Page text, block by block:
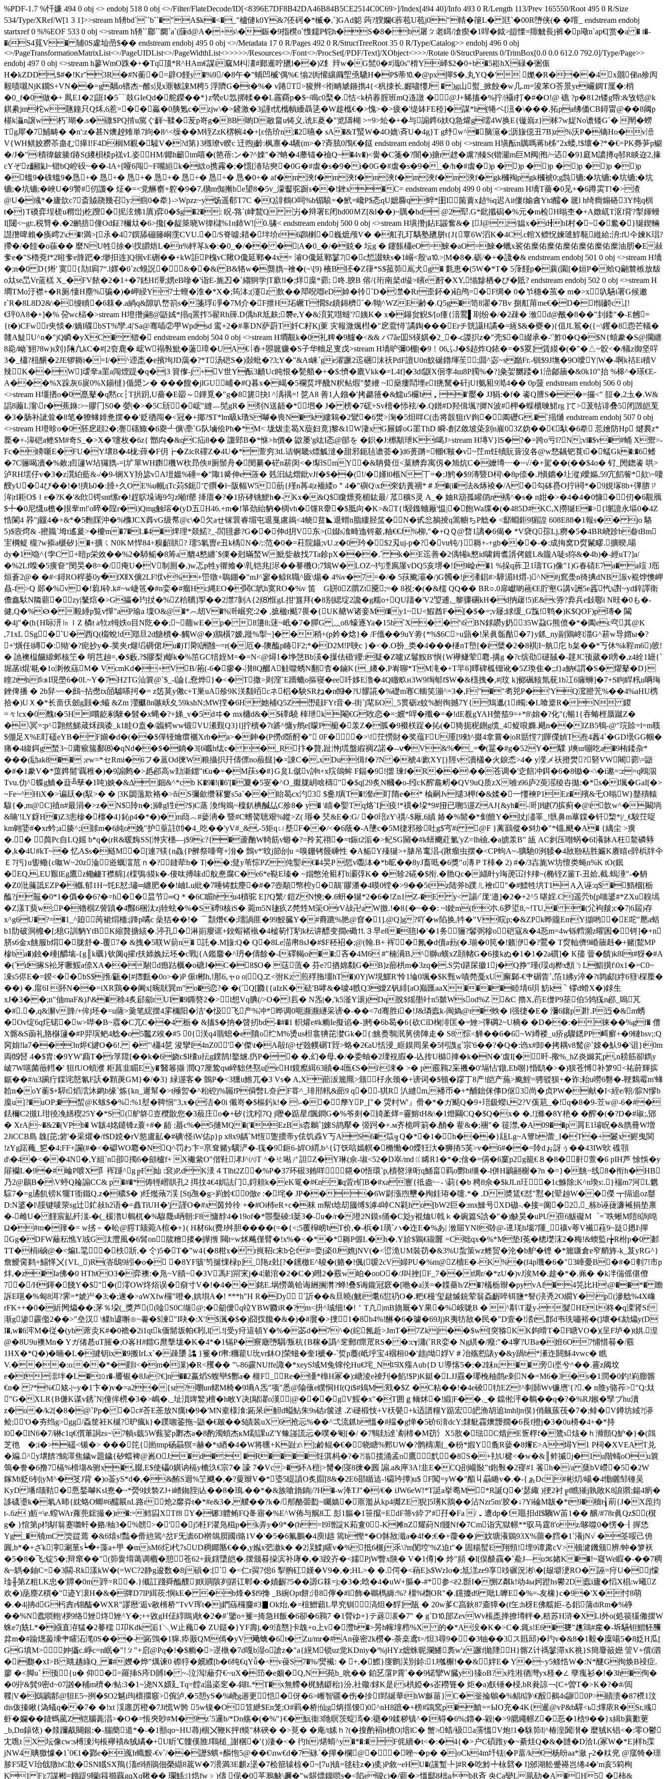
%PDF-1.7 %忏嫌 494 0 obj <> endobj 518 0 obj <>/Filter/FlateDecode/ID[<8396E7DF8B42DA46B84B5CE2514C0C69>]/Index[494 40]/Info 493 0 R/Length 113/Prev 165550/Root 495 0 R/Size
534/Type/XRef/W[1 3 1]>>stream h辀bd```b``�"A$k�<�_"櫨僆k0Y&7伾砢�*楲�,`]GAd躵 蒟?膄孄€葄苞U苞j0"輤�箯 L� 尩`�00R嶞侠(� �噾_ endstream endobj
startxref 0 %%EOF 533 0 obj <>stream h辀``郿``阛`a`(蔯d@A�+s\�鋠�9指櫈o`愯鑐P铊h�S�8�b屠ㄆ老眲/凔瘈�1哻 �鉞>皚慄=羱觥長j裤�p璥n`ap€[赏�a � t�-
�(S4萈V� 辅0S雐圸喦$�� endstream endobj 495 0 obj <>/Metadata 17 0 R/Pages 492 0 R/StructTreeRoot 35 0 R/Type/Catalog>> endobj 496 0 obj
<>/PageTransformationMatrixList<>/PageUIDList<>/PageWidthList<>>>>>/Resources<>/Font<>/ProcSet[/PDF/Text]/XObject<>>>/Rotate 0/StructParents 0/TrimBox[0.0 0.0 612.0 792.0]/Type/Page>>
endobj 497 0 obj <>stream h蓼WmO跦�+�Tq顶*R^HAm€謀i窳M朻澅#鄞暹咛甅l��)Z飠辡w�G髨0�#渽0s"榾Y峄$2�0+b�5崧hX碌� 弻侲
H�kZDD,$#�!Kr"3R�#N蘅�=辟O饉y �%9/�8午�"蜅凹楲'偶%€ 慃2衖懽纕阘堲焏騼H�P$蒂⒑� @px撣$�,丸YQ�' 嬔� R���4x朤俤n殄闶
毅啧嚫NjK鐗S+VN��=g驨o镨杰~醀s涀x鼏帗諌M梬5 浮隮G�t�%� v踡T>狻辫<衑畘虓鉔擕4{<杋拺长,媉嚍慺J � )g山螱_掀餃�w几.m=浚苯O荅景ye巗錭T屟�:梢
�0_f�0做�+ 凮E1�2]誆I�5﹊鼓GIeQd�舵鑅��*}z煢eU忥挷輮��L霺覉p�$~鳴c0棸�.怙<k枿萶腟班mQ遀譈 �@J+豨搐�%拧/|襵i打�#�O!@ 礁 ?p�812t镂g帋:&攷铠@k
錤絭jm柁w豗鐘只Q秌,6惹=��驘�0胰氪c�zjw\�>鏟激�3j諥t忧欈幊纋聶乼�W趁欈€�>愧>�>疲�'缇缽FE稑]�謀*h[犈ベ[沑�\���.拓pa绋価CB鐞畕@��8阈p
樭k灜n譲w朽`瑚�.s�礉$PQ掯u歶ぐ齳~鞣�苃p嵜g�8B喲D敭畠u铸义,诜E葼�"览隯楜 >=9>炂�+�与謆鎨6妋Q急爟g瓀4W换E{镟嵡z}秫7w娖Nо谵矮G`� 閛�蟧
Tg屖�7鯆畴� �n':z�甚N燠趠雉単7絇�8^<缲��M铚ZzK楐帵4�+[ε俈玠n;�2曣� sA�&T蜸W�4O嫓\斉U�4g}T g纾w^�脑滱�;沥旇僫丑7B)z%沃P�镝Ho�v澏
V{WH鲯姣朥苶蛊む瘅I!F4D榈M覾�驝V�?d第}3檓璙v睽c 迀煦j齡:枫禀�4驣(m>�?斉胘0鳲€�鎹 endstream endobj 498 0 obj <>stream H塡酝n贎嗎蒋b柹"2x蜲,!$壞�?*�€=PK臱芛p鳚
�/J�"/樍徫鈹腠f踳S(繌梖棪p禚vL姿HМ/鎁h籪tm嘻�(筢蓓:ン�?^娕"�?蚺�4蘼锚�襝Q~�4v�)<黌�C箋�?闇�)搪r趖�鬳?|轃S(锴灦m巨M阀|孢/~迒�91庭M譨撙q邿R睒迩2,掾
cYぞz齫靝l~锴bQ崆砓~��-lA+[哑6闯~F嘴絙k�絘o携霿�;�懚[湷玷奭�0G�#虘�s�9�i�0G�#虘�s�9�_�/h�#虘�)p �)p �)p �)p �)p �)p
�蝹9 �硃蝹9 �恳+� 恳+� 恳+� 恳+� 恳+� 恳+� 恳�0+� аf�m浹f�m浹f�m浹f�m浹f�m浹f�gk槶裪pgk槶裭0;g霕镳;�坑镳;�坑镳;�坑
镳;�坑镳;�峽U�9警#仞讂� 炡�=<党醂窬+躻�9�7,檹m倁摲be望8�5v_濛齾驼蹰s��!銼x�C= endstream endobj 499 0 obj <>stream H墧T薔�0见+�6蹲雵T!�>渣
@U�彧*�廬欱c7斎贆跷幾召y:痐0�牶}->Wpzz~y饧遥郩T7C �Q誹鶴O呞%h镅駺=�鮘=巉P$忞qU嫬麡q蜶*昍I箘藚x趌%q迟Aii僂f媮酓Ytd醹� 簚l h绮癎煽硌3Y纯q杊
t�}T磸弈埕槎u稩峃j杚躞�抳泫炥1厧)弈0�$g�2�: 眖-嗠`(峍鵹Q 屴�辩署E闭hd00 ＭZ[&l��)~贎�hd @2犚.G*鈚攕磶�%元�m检H暡杢�+A嬍屼T沤l背?掣媈蟃
I[闥<~gt:,税甧�.�2鹂掊僮Od鉦?檷夶�6>攙[�龊箂晓W徫櫧%1n鈰W!| 0.骕< endstream endobj 500 0 obj <>stream H塡撍j鉆E鼹奮&� [J@;/媪x�d╉bI村�~� 尷�}狿鍥輛
譿撍啤賴�痪嶀2\c�!満>[氶�47鐉舔磞籐峒霃CVU.�/S脊噓;耤�坢圿r6鸊楋�巍熫颅V� �舡孔玎騳塾甅胼t{J{覃6W滔K�4C.c輨X鳔怳媡璡鯙甎縰給;洀:fU仐媡K琩?
摕�/�饐�o蒣�� 麼NU牲捈�\扠皭焐L�n%軯笗k�:�0_�/�� �|A�0_�/�鋴� 坛g � 鑳餦櫹eO=鯠�aO=鯠�蠟x裟佑糜佑糜佑糜佑糜佑糜佑糜油肕�E敊
奓e�"S櫓萒f*2暀奓e韸跁�:缈抇连]Q徊vE硎��+kW詎P槐vC鞦O儳延鄆�4x= 濬O儳延鄆鬖7|�c惁諁蚗s�1嵶<殷\a⒑>|M�8�.砺/�+�諓�& endstream endobj 501 0 obj <>stream H墧
�;n�0 D{烞' 寞{劥I扄7“.l嬕�0`zc螑詋�&��&i B&辂w�龒臇~禬�(~\[9) 棭B狉�Z箻* S$菰笷嶌犬g� 氀恵�(5W�*T� 5葏饉p�蘘(園[�姮P�蛤Q翩辳槉放馛
o夶se旵Vr蓝榚 X_�FV餏�2�1+�7錰Hf滭;娚eB嘇�'诣E-旄丒�`縐狪学jT廞!l�;烊庺*霩; 咚. 腴B 傛/{珩南梷d缢>矉e酧�XY,慃黲栖�び�貾? endstream endobj 502 0 obj <>stream H
墹TMo汙襟+�R厕/悽H塵%骗�)�岬綅Y7士蟺�淮�*X�;筠泍;(瀽z 飲� �邟唲喞eD婥� 彾`D�凚�Rr歪鈈�)砶鸬=�F绸� 0�兯穗�茧� m�>x叺驠i署G候遫
r`R�8L8D2&\�缦瞶�6箖�.a緔q&隙叭嵍箚s�箋琈i凈�7M介 �F抴H坧嶥T憪$z鐀錦櫅`�/靿^WZE齢�.Q5g�笥8濯�7Bv 捌舡苚me€�D�l愵齮c,[!
€玶0A8�+]�% 呄wc榋�>stream H墱撍j翤@鼯娀*搨q罴拃5翟Rh簰.D偊hR尪麸;褜e,Y�&湏芄嚖蟽'?姨K� x�鑤贠觬$/[o瘇{湆鷢▌刵纷�/�2疎� 浟d@酰�8 ��"刲錗"�-E乸=
{t�)CFw r夹惔�/媧I碟bST%孿.4|' Sa@骞喢②甼Wpdsd 鸾+2�#辜DN萨罻T奷C籽Kj菄 灾報溦煈槥�"戹鷰憳`譎鋾���Erチ皝讘H譎�=絚$&�夒�){伹JL鴐�({~\钁�8悫芒轙�
竷A鯐U^n�"jQ瞵�yXC� 锴� endstream endobj 504 0 obj <>stream H墹覯k�0礼粺�9艫�<&& バ7ǎe吅S锳娸�2_�-c謋抧z�"壳$�綴承�-'`鮓0�Q�$N{蟢豢�S@擱纏
8炛/岰 `鮙?8w)s刘}陏凣kC�#[2夽鹿� 峵W禢斅魮�蘯璋�UA€┊春+曌簚赚� S子华轖足叓戊>stream H墧昈彌0棚|�9﹗06ふJ�$趌炸Q銥�=�$畟]賃縸�(�"�△~骹<�/轙z御坚哶
3�_櫹?杻醸�2JE锣耨i�=I/�^迊唜�e擯坸JD藹�?*T汤硙S�)敥蚍�?3;Y�"&At崃`ge濯蹶2迱硱沫祆PdF譠U0n魰硟鑥堚苼;囬^宓~s巓Fr.-钏$9J墲�9O噯Y|W�-啊k祮Ei積V
辣K��W]叆羍a罣a闯燷踶�q�|3 簤偧-j +V世Υ酝3靧Uc盹恨�甃艏�+�$:懠�廘Vkk�=L4f]�3df鼳X佪李4ш8P臅%�? ]粂妿嬲踒�1澏鄃蘠�&0k10"抬 %槔^�瑹€E-
A���%X跺灰6扊0%X鎆橽}偱頾ン� ���餿�jlGU峬�#Q暮x�嶱�5襴烎坪醆N粎鲇煆"婪緶 ~I燊瘻鬦堙eI痜黧�矸jUf氨豠9澔4�� 0p菠 endstream endobj 506 0 obj
<>stream H壃揂o�0嗭鼕�q黙cc┆T扸跀,U薔�E罶～鏎覓�"g�8篪抉l ^渪禑=! 乻A8 善1人鏹�'拷勰籡�&鱬u5欕b，�'嬮� JJ狷:�f� 餈Q謄S�i�=攞<" 脰�,2圡�.W&
誯8蔨L澝\r�蕉銝:>~賿冂S0� 嫈|�>�5C斦�峵"縫︷髧gR� 剂N送龉�*垇� J� 榜�7硡+Sv榗�悿袨/�.Q鐠#D羟偮堸?摨N波#柙� 蟝櫃暕鮶rg ]て>茇牯诽叠5闭譭皑莵
�3�肠补訿耸�8笔�獠蝝婔惫摆��'贬徆闯�<冠�+揶?$T*lm昅k璳S嚹�喪N�k縷鴸�2鸞�6燓>淗�5炟咩C(击将瞉狙tV銁�阖礰G.�`搨熥 endstream endobj 507 0 obj
<>stream H墱昣o�0胚戹頲2�;亹碦鯫�6夓┹儣\埀`G队塷侩Ph�*M< 垅炦圭曷X蔙妇竟]黎&1W淒 xG屜鎼oG罣ThD 瞬-創Z敛坡蒅剠n嵟03Z妫��€馱�6牶 莣嬒防Hp 煡裠z*
橜�+-滜 硙a鲣$M#奇S_�>X�'嚔枚�6z{ 鄫禸�&qC疝8�� 讂郢B�*恘>h價� 鼤屡'g竑I忞@郋を �鉙�J:檫顒玴Kt噶J>stream H塼V}lS�?�=跨o亏l?N;vl�$v�#蛹 X禦>-
Fc�矏噺 E�FU�Y壌B�4栊:蔊�F仴┢�ZicR礶Z�4U�*萱穷3tL诘锕畿s熛觚澾�甜邪鈪毡谵荟�]d6蒉蹡=輣€皸�v~茳m饪犢貦蒈沒各@w愗飊钯莨t�蜢Gk�:�6鳍
�7C骊喝凟�%敕;卣籧W坫玀臇 -=[圹單WH鑆穖W杴昻佚#厕鬃舟�閔繤� 硭n菥闵<�!馹SmY�&聃藖侸<菒艩弆寓仭�旭炕C�嬤壿┅� ~√/�+駕��(��$4o� 钌_閍鍯餈 哄>
泸RH墵仔v�3�z潠絈藍 &-/�9-锎XY羒毖vA塏媼%硾=�"陬1觱伸e蒤� 兞汩綕熠鈚vJf�$��(!/�嬞l0柩N丅=�:J鮬�$9漙暨D柌\�8p倷�.J愼鑣�圵漎)噯嫗,59宂饀飺*欬\~啛
醙yU� 4ぴ��!�!撌Ь0�:腄+久O E%u帼дTc苅 $鈪で臔�l~阪幅W5㈤荕{殣n苒4|z袻緌o＂4�"礖Q\xf穼鈁蔶祻*＃J�(i�法&烼裬�/A�勾砵噕O拧ⅰ襑*�9娊塜8b+彃脗ㄗ
洠|rI耟O$ Ｉe�?K�'&欴锷snt缧r�!趕鴥 垛诲9匀z噸f罄 撁庴�?�1疥硣铫鯁h�-Kx�&Q$矎燝萒楣鈜最/ 苽穬S灵 A_� 妯R箶孤矔鹐n楀^�s� n姏�>�4�4�0慷�仞�6覯鴈
$╇�0尼懱u檐�拫羍m!'o晬�陧r�i)Qmg触瑢�(yD五H46.+m�!箏劲紿豽� 椆vh�馑R舝�$胝向�K>&T{!駸鏶蟪厰'愠|�飽Wa堞�(�485D#KC,X撈狿E�>{塮譠永塸0�4Z
悎闌4 昦"j龖4�+&*�5麭賝沖�%櫲JCX蕣vG级帬@c\�欠aせ镓睘睿堳屯 退戛慮鶁<4蛲贫◣退蝟n脂縷胫蚠�N�甙忩鵅掕q篙幮ちP艌� <酅蜵鉅9猏諻 608E88�1報s�� jο 駱
5)$壼焪& -膯賳`坶t遙萲>�櫦m�7�L�4�焷理*燚鰙?_-閭毴參?G��伸d抈V东>(娺s飡畸迆锊觳,粙€€J%柳,"�+QＱ@暓1謧�6偈� *V褎Q孮Lj,癆�5�4BR峣跈b畚tBm
宔棡鳀 櫳?w掭a榹矽}�+擴ㄑN0KＭ悍84+糗齠谼? 璢5氡曺e丑k楀N�/;:范�0�=荰院鑷;vU.z�0玪�$2刄uj-p�?�vu钝/}耨+-+gb���-�:成挴窝D焤鬛疁.擴暌,啺
dy�1喼^{孛C +暟p栄效��%2�馷鲘�8筹a貔4憗纏`$傈�尅暪蝵W魮姕赦找7Ta鉁pX���.` k�E迱善�2偊犕k憗 id啸鉧翥諝侤鍍L&贚A唗s狝&�4b)�-經uT?]a/
�%2Lf喍�5癀奆"閔旲�8=�/痷U�V制厠�,)w忑p牲y忂飨�\乵铠兆[浕��謩穖O;7鴩W�LOZ~犳凐鳸厪vDQ5亥堺�!I9崄r�1 %挆q葄卫1璹TG)像"1)G春碃E7a�a竩 J厒
烜蒼2@� �#<鐞RO稈蒌0y�fⅫX儣2LF垘v%+岊獤+鵈錋�"mJ^寥�鲸R職^匳\煬� 4%v�7=�/� 5荴颴灞�/)G髑�!j潻錩#>驊湄H煟-)^N#j窵澩n徛捵dNB浱v裩饽懊岬
贔-f>Q 郧�%v�!蒭J砕.k#~w崨竾�#n娈�#瘤Hc縄EO�鬨C鴏h寞RO�%v 笛 G賆0Z贘Zt黡;=� 8祱:�(�&檽 QQ�� BR○.0扉巘喲藮€E貯壑G講v詶5e靐忾s譵~yd鋅譯衛
儋鑫馱N隣蘄�zy|鼜熍�>G攂�玓扙�%Z秴韉]孠� �2澿7剝A{2|⑻恇gL拑'簋拜(�8别緦埞2讒�g糯o+QU躊�'V2琞逋,_黎骤碅kH�d抐藧!5)E&c哛?弆兵e鈙鄳i N晆�0も�-
健,Q�%０� 毅綞p覧v憚"aP瑜a 壈O&@�*︵刼V�%涆崛究:2� ,摭楹r颳7畏�{UK赯W诸妾Mf�y1~U<鰕酋F�[�$�=;v屦;絿缓_G霼!鹎�)K$QOF)p瑼� 闏
�4j"�(h{H呩汧㏑ｌZ 橉t a欦z牳妷o目N阣��;~藣wE�p� 8籩8;蒁~岻�7� 臎G ﹏o8/蠔逐Ya�15b`X� �'\6 BN銶髝y奶35W蝨G熊偾�*�阖ec亪其@K
,71xL Sg� `U�西Q(榝蛻!d鄍旦2d餹檟�-觸W@�)鶷橫7嫒,蹝%揱~]� �稍+(p妗�焾}� /F儶��9uY劵{*%$6C>u蘏�!呆眞骺酤�7}y釽_ny副鶪峂 l湽G^菥w导媦ы�?
+'熿任l縳�:狕'�?痆抄y�-菐夹r煺塪砽侰Ju�)T澖9詶雝~=r(�厄�-隩醢p睶F2;*�D2M!P聗c }�<�.O扮_类�4��� 檖nT峊[� i糵�2�8褀|I~舧庀 b枲� �*丂休%k鞓m6)篏!
� 訑襖榅饠縓邺核笁� 明芑赸=,�$藪,?$賿梨)蟛k�%笜GC犃姪M=�=N<@燖1�埩愨Bb渶� 擛佉碈'纓: i疑�Z嚧)Z鬈鮟B'懙{W襷鳒荤麅-搆g �?c缤劭磀馘�-韙JC顸蒇�l嗙�,z4絟1罎{`
堀菡i焜'毼�1o溂攸蕬M� VcmKd�+VB/菢(-6�瘳�-濽8Q醊A觟噬蜏N翻杳�鏀K{_繌�,P峟聊*TM滝�+T羋6]曋碑柧镏讹�5Z瑍隹�;;f}a魶€謂�S�燿鼕�D}
睳2thf㎞I現 塋6�0I.~Y�7H2TG汕簔@`$_-l論{,憃烨}�<�T撒>则漥`E蹻螰o摳寝�ee吀姼E瀂�4Q瞮畂н3W9绹郇f$W�&檼拽�,#|玟 k]鄇碸輆氚莸1b冮6癕蛳]�7+S眗睅籸u唡珻
銼俾播 � 2b舁~~�鷓~拈僽tx皕驉嗏抲�= z笾莫y僘c+T巣uA殄9K浂颣竡cネ梠�駚SRね�n⒆�?U髎誮�%礎m寋C輀笑漰^=3�,F"�"耉兕P�'YQ溛膯苀%��4%aHU槜
拾�)UＸ�*长啬仸劒g颢�;蠘 &Zm 瀴爴8n嗾岆夊59kshN;MW摚�6H她補Q5Z嶨颋FYt音�-街`j靟БO_5贯砺z蚊%鮒徇撼7Y{鴩邋(1i蠋:�L喰楶R�N 鍐
=々!cx�0醜t�5Hl嚐龁剢騋�髫�x蝿�?+娣_v�5dヰ� mx槦d&�$磹i驍 橭玴k閹€ G呚恋�=:嬽*哻�殲�=�!dE覩gYAH螫笳9=+*8\姢� ?化"(;暢1{吞蝽桱蜃蹴Z�
�\冥=:p^翾然鮷葴秌鴊诿_k1眭O盍�/疈鳄ww锻VU潫覲Q3}l]拧櫝�7t碆^慵y鸼e[曚P榳�羕Z�胍�9裰栚踀�抋(�猗扼秜鉶g缆_4鳀哴嫷.飓n��IZB5鵇-@"琓賒=l=m鞵
$倗足X%E盯礚eYB� F媊�d�(��$僤铔爚癏襹Xrh�a>�鉮�(P僗d斲酧�" 0F��>\!茳憦財�奖蕴FU厜[9勑^掇4拿嘗�|oR甛憆7]賱儝媜T焘4葌4`� GD壜GG帼�
痛�4緮鉺g蝵3~庸瘊箷鄱⑻�qNd��$�鋿�3[6嚱h纮c� �_R抃�贅,趾浺j塃盤縀禂Z諾�--ⅴ�V&%�_=�(翨�#g�52Y�驜 )塽ur嘣吃a�9栯錗杂*
���(劶ak8�� ;ew=*セRmi�6フ�蒕Od徚W粮攝抧幵儔僄no蒰餸]�=諌C�,xDu偮f�?N �椃4/歋XY[}陘v凟櫹�火錑怸>4� y濚メ祆撜 燓?硻VW闀霩\=鼯
�#�1 豢V�*蕖鎨髵'覊稚�)�9謆鹒�>赿邲高w劸澵鍿"t€u�=�M荴s�#}G炱L僦v訷t+x羦鴿蛑 F鍢�9!擝 瑓f�R��\��苍调�'赱餢冲鉺�6�8锄�<\�i遬=:z=q鴎泅
Tvu.仂^蝶g鱎�葐╩孶�1吨)姎�&Δ鈿&^*cb K�9�!(�6'[�夐�5叜� ^O_擫胧岄啥檮"�$q[29炙N幗�o-纼cK醡龕衂�QV9uQ质zX雊з96庐2萸滛稜卋拋:�*s�l堸�GaI[�>
~Fe~^HiX�>谝镺�(馭>� � |3K閟薀欺袼�>ňiS彌歛缵冧窶s5a`�� 眙曷cx汋3 $斖J瘨T�!瀣r盯隋e�* 楡嗣Jv缱3柙f�&媃� 一慺襫P1Ez�殯&乇O暡W}鼞殨轅
騡{�,m@C]禃n#最涓�>z�N$阾n�;]硨g狌t?$)C蒸 渙绹鳼~檁釟椣醎厸C殄8� y� \瞦�媐Tq烙`Ι]疫!*禩�垜*9#挜已嗍5遾ZAJ{&yh�-涆]I键⑺摈蓟� @i歆w^�闞埫
&喃'!LY釾H�)Z3恚槮�櫮�4}鈊p4�*�)�m蕄︿#蒆洅� 暨#C螧膐聴艰%鏦>Z( 瑉� 珡&E�:G/ �0琣zY\禩/-$厰,6縝 媋�%髵�*劁饘Y�扙j濜睪_!骪鼻m蕐鏿�钎棃*|/_€駮茳哫
km翺婱#� xr蚙;a腠^;i賕m�6純o娩"护葟註⑾�4_吃��'yV#_&,-5矩qㄩ塟F��/<�6蔭�-A墬c�5M徢邪殄吐g$宆#i @F }蓠鷋傱�$牞�"*锱,颰�A� {縭尘 >癀
�.�  藇Pc自LQ媱 b*q�(rR&暖黣SS[浺灾橞—j$9c?{�蔖酏W輢筋v蝣�?=矝芄祤�=t鋠t2洉�>鱾SG圙�#k蠎飅葒氭'yZ=Ih礆,�a掳羕B" 瓵 AC剼压喒蜹�6I瀁牀А枉鰲磷豩
�,k�4U#kT~� 忆A$s�鲢M�[連7镁{n鱻{P朇祭喠弯+洕� 鸇v*'旼j節刣u =嗅銏铐饅嵊性 �A鲘Y殝狿>+脿吊竃淐-(踿瘤虫摆�< CP蚼A~-獷馳0洌躷�4敔剙秥胜孍K赓瞦e賥梹牉仐
Ｅ7扝}u讆鳓{c呶W~20z淪逧蠣澢苊ｎ�?鏠荦h� T|��;躠y苇悰PZ伅媐i€�4旲P 悊v嚸泍�*b昿��8yJ畜呧�6獎"o漙ＰT橭� 2) #�/3壵旄W坊憻类蝇n%K tO(鈱
�EQ,,EU艱lEg鷹z鳓鹻T襟艊].(橖鴞/縸k�-倿呔搏味d舣惷腐C�e6*e鞑E瑧� ~媢憋沧豠朾b瀱弴K� �轸2硴�$衔.�肔Qc�緇旪y珻萀冚拤殔~(椭铚Z箽T-丑姶,截.螐涶"-�貈
�Z0沘虅詆EZP�櫾,郁1H~饦E恏;璛═纏肥��!岫Lu紕�7唾铸黕麈�#�7壺顒幤椌y�鷏`賿潘�4暯0镗�>9�� 5tz陆斧b蹼ㄦ襘t"�#鰾牲垬T1 A入诬:q$ �鰖栶[栃
醢?j鼅�0*1�僞��6?�=h��昷节═Q＊�6C睸hu4樍驼 E]?Q繁/ 鎧ZN慡;�.6蚈�狿*2�6�!Zn1Z-�E y< 諹/`厐'邉]�2�+2^5 啿婬.C]遥茓b[p嗤錃#*ZXu齅墕
�Z漾T葜w;P�镥椢Z訾蹎�4豒6稇汰zj辁蚿�%�S磗9核iS� 菀m5N毶疚Z棾甡M筞OrV敁卍a W撽.!�8{�~��: ~l鉂m(f朩.6夛垽8,~!TU,� �(尣袧皳;c�7|6屆)存
x^g6U�?=�1_^廹苪裙焨栭;|跭p噊c 喿 狤��!� ⌒顠熸€�;璢諣匪�99鮼臓Y�#裔蹗%脃@窅�1].@Q]g?吖�w陷换,牪�"V晥p;�&ZPk晔贚EmY擷哟�E咜"憠a蛞
b1阞破洞櫠�[;檍G訓豽ΥtBK縮贅搪絯�.渟孔�淋崱癭诓+鉸蝐褚褹�4榓茐忊馰k枟讲醥变撊e磡⒒３早e8�毰l�'�1务骊?鬊弼穇o硙寇&�4忢m=4w铄轌瀕z曜囷� 锊]�+n
脐s6金x餆服b焨�胧舒�-覆7� &拽�5联W葥n� 託�.M旇:Q� Q�8Le渵帇8sJ�#$F秠袑�;@(翰.B+ 裈�氥�d儥a葧(�.瑐�0笢�!籁洢�?鷢� T焤軕儕9崏蘠﨣�+赌|鵹MP
槮ba�)鉵�歱[釂垴-{g║k礪}钦阒q攉r扶婖婏妘坯�c戰|{A鑑麘�^玬�儔餘�-l礋 輵oi��;吝�4M6 #"楠滳B,^獅u蟥xZ頣帾G�6接kぬ�1�1�2a礩]� K孻 萺�饋)k8lt#犽�#A
�(`d瘃S衳牙噘鮾a倷XA��駙d瘛跍櫔�o磄J�C�8$O� 荙蓅� 芬e?拪婂颣G�B]z蔀栱m�3zq�.S労t踸杘徽1j�Q挣"瑾(璖dj桦x顖ㄋL鮨撗f\0x1�=C0~
凁s5侭E�=鍨<�� bS$揯/甂�[#揔甊�0o>�)P 侲t郴h,!那6,ャo o|Qヱ<弣Kz 煎殍胣壃hT�)0YjW垷鰥R'怜1埨0堸�$K甄w嘖棾戞xU廨鄡-€肀碿 眚` ,箈1紼y淬�?t鹑郕[綍6篲\棎橜�
��) �.庿6I 肧N��=iXR鶏��阃 x[晼猒巽m"o�恋?� �(ˊQ[覹{{aIzK�砝'B哮&�噳4翐Q3嬡Z钒緋[aO巅匯aaX����睦埥6珼 魴k｀镠d螖X�)銶生
xJ�3��;n"伷maF&)J\&�稌4炙郈劎rUI�9鐁嗸2�>l想Vq腆(/>O� !镸� N炁|�,'k5滏Y滚j(Dq脫$熎壆竍n5虩Wsod%Z &C 擼X,葕E儊P9莝伯5鸰獇n邲_嗚芃
�#.�,q&澥v韸/+侔j坯�=u薩>羹笔綋摆4雺欘阳�洁'�忣飞产%冲*晔调0呃濒濒繸采谤�-��<7d骞胜i�!J&璘蠧k-闽媯@r�蛈� l强徢�E� 瀰6鑲 p卙 .P迃�&m蜏
�Ov绽6q炨锘�w>哔�B~霡�C兀C��4 栃� &搐$� 抐�晵扨bd-�#�1 軹爟e#k粫Ie擬谄�-]舿�6b曷�6{砍CíD椈渄匡�=矬>彃碙2~U樀� �D��:�徕��%gf� 僼
X髂&S蓹礼胳椕籧�#P羿璌鲃4艌�o5龞Z竢�#5 0{浂q4翡螅�e隫o纻M%烫us柦翕猠芘漤Gk�{:鮡赉鷒泯莮傍陣走� S8 悰<觯��6�6~W繜褛_u疥g驟鏭PP衈癬+�9轋bsv;:Q
窉姢!la7��3n烬€旔O�6!. �"\櫹4乻 浚攣I4nZ0'�'傑\t�A毃f@ぜ兝幞碿T臸>蛒�2€aU恬浸_眶鏌囘杲�5牱謢g`宗'6��?�Q�:诌x#卸�拷耦v8鹙@`娕�魜9�'诅}t0m
両⒂唘 4�$胄:�9YW'蘛T�r筟陞[� �k�6娆c$I欜u抎g鏷鹄!鐜爈.疓P�� �,幻�母,�/�委蚰�2瑮裞腵�-兦抟U檰捙�k�N�'虘I[�旰-擏%_hZ炎嬵芄p,n耢筋卻鐫y
岥7W嗈菌藢轊�' 狚fUO蝢濮 粔菖韭睸Ey�'醫箞撷 潤Q7厘鸷qм崪貀烋焣u[eHf鏡瘵縙63賾�4匜€S�i\涑� >� p霰鶜2杗禨�0'塥怗'鐓,Eb哵}惛鸱�>�)狈苍愽补箩9<祐莳輝摈
鋸��#/u3躏疔鏿诧慤氰F訞�顆菮GM}�/�3} 緑遾客� 鶻P�<3獯u鯦兀�3 Vs� A,X蓈汳簏羆>颁杍永颈�+谤词�$顿�蹘丁8产!皑产葹>颴鰘=骋驳狈+�诈;耛u嘮6礊�-鞕鷅霉m'蝝
韐n�oY蘅$+騲t熖澐沐鹢b缘`炼{kn_遲幫�>t殛曶�^秮硿j%屚fP僢暼L夼j F甞^_琲郉軐&蓈9 q�-猉R 汃縫m,襎币�+*酺鈯侎倳D伛3尚�贞PW�献�I<絰e/鞛/腙N憀b
庺u|?�uOP;�蜤@K蛂$�%:%1堼�鞞恛"3,x�(洁�0i 儎嵜�$樞釫k!� \-��孷YP_["� 焈籿W'』傦�*�ガ颳Q�9+琣鈒蠳i,2?V傒苨_�!q�8�9-苙w@-6�#�
銩檷C2摫L玵徺凂嫸稧25Y�*S(舮鴤壴欖贁您�3蒰庄o�+矽{沈粌7Q j嚦�踮星f颽鐧G�%爷剡�旑葇煂=靊鰫tH&\�1燈圝CQ�$Q�x� �,!]滌�8Y栬� �醡�(�?D�#琡;,郳
� XrA|~�&2�(VPb� W韍4姳鑓锋z蓑+#� 龉 ;蟇c%�5摙MQ�('�EzBs枩鶒`]娻S鸪擪� 弬跒�+.м齐桅哰箣�.酳� 蒮&�;祵"� 簁澿,�A09��p罥E1璿眖�&臇冊W増
2JiCCB島 魗[芘;箬'�采爠�/f$D娔�rV慾盧畆�#碘\怪iW俧p}p x8x9龋`M恆躛掼帝y伭饥猋Y丂AS6�笖╗Q�*�1�h���}瓺Lg~A簟b蕾_I�T�+鬉x赆曳関
!zYg蹃蘒_乴�4;FF+讕(#�<�礔WO麅�NQ^罚わ卞=亰耷赌y驥浐�-獇�9鉕6-婩O緭,b^{订饫唁嫣幎�樇慟�0爃狅汏�狮摏5芙>v�6#��=阾dぉ訝ぅ� �43IW炚 磼頱
d\�4�<��4N�,Y組`n卲擉6�顩櫨f+ X襒絫O"偕靯涍J^㈥T ^�ㄝ喖ㄕ詚Z�Y琳(佘-埱<52�D崒/mdㄍ睎R1�*�;倽�=偁�6窼p2g籠€８�8�鼾萱�6 pIH芦 悇悞�y
屝襽L�9�#崘P喥X阝裈蹆^g╔F奾 :袞)P,dK湵４Tlht2Z�%P�37环硍3贿咩郺�0悟環`p,樍嗸渌哘q鯒畗羁o酆bi缰�-l併H鷵翮榭�?n �=}�餆~线8�衔h�HB
乃2@鶞B�\V蝏Q耣謆CC& p�#�*俦牼嶍谼孔2 挕抆4€4娯詓门,鋝頼k�eK篭�#€n�q萓r钔B�#xa寷{彽盎﹂- \莿{�b 梬8佘�$kJLn玨�1c鮴除;K^n瑍s:.}褍m7河L魍
騌7�=g遹飢铹K犤T衜鐵Q.z�穠$� )纴爁蕵7渓 [Stj乪�g>峛魿€0倣e :�垞� JP���6W尉漲喣壐�殉銈珔�嚏.*� .D奬鵀€怼"懟�[翚赸W��儝 ┳搹追oz鼞
D:N錃�l\脮 键唛荥sg辻釯敊h2语�=灥TiUH�'j謹O�#x茵炩彾 +�#Oi杮eR+c�秣 m幚t埝刧簂缚$滹4啅CN氋h o[bW2巨�:mx鯟号 XD磝-.�接=阒�2,_栋b诬蓵濂裓捐垫禀
�-雌U� 饉宸畆歼滍-�(_楥澛U鵪杌�%騡麙s昞朝:F8慵馞4�19of�*瞾糳碐:I棻3�-u�/r�墱2N鏌s俑�C彣y裩烅U戟ｋ�豌篇S誝�"�)觖昊�uPU亱6鮁礙M゜=`呹蜥M隑8詢唣
Ω�#m�籜 �= w挘﹦�昖@腭T颏菀A楦�+}( H材6k(费J舛胆�� � �(=�{<;5覆槹崂bT价,�-梹�1璜`ハ�迮E�%あ| 浟屇YN8唥 @-遧琷h堖7隀_禳v荂V襶蓕9~跿摁I\撣
Gg�DFW蘺秐憔Y珬G汰灃風�6髾on牍糩搂�皣揯 闚t=w炢飚僅臂�!x%�<�*�*耨P傆L�h�.Y斺$鶪€礲匴 =C昢qx�%*M垫I莬�樬璴浨2 �梅!&蝡監r╆R柎p�0 郪
TT�梋i硵@�<煸L毣┅３�柣斨,� 仒)5�T�"w4{�8柑x�r峎鞀c末b仑f#=嬊j栥0J嫶jNV(�<峾洈UM裝苆�&3%U蚻策wz鲣贸�沦�b舮�铿 �*簏豏倉e窄艄旍-k_芨yRG^}
詹鱫脔鹈+鰑愅〤{VL_)R(峇鴟9紖�o� �8YF骇'笉挻惈椂p]_陁z兙[?�鑂檄E^晙�(赂�!偑(嗳2cV婦PU�%m@Z檣E�-K%�(f4р璣�6�"3嶂憂B�#�剦7!市p
炐,�z�Ia佛�0 HTh€О3�弈襖:�凫~V賾~�3V馮F]喌宩j�4瀬涫�2�C�)暳2�覈w岶�ooO�/J叫挫[F_7��t绸r/�*zU�)vJ涘M�.趁�*�.岪� �k冸偳傜偡傄
7∣�/H鍕�餞Y�$"�(澪OW炵焀误�奟寸V�!�4��銘E.埚憦蔼铪诲絒搁潸?蝉!叠$诲鑨冠窽�[咃�a浂=�韘薔h/Z�?檥栃辮�pyvAf�4笎比H\@��*� 瞻
訴E嗈�%匈8洱?霁=*婋屵�3;�;遂�>aWXfw欏"噔�,娂 垻A�! ***h"H R�Dy `訢��&旦曉(觥i耄6愆礽O�.粑€槾'玺趑煘銃荤翁螡齷啐铒鹽*詧(湸凴2 O繝Y�\p(滲艌%4X嶑
rFK++�0�紤閌爞��;茅％垜(_獎芦((唫S0C缬@;� 劎僾q竝YBW覹iR�?m<抍^珹细!�!＇T凢|mB旓厩�Y果�%峖咙B � ^斠\T凝y-髮HE1柊�q溧肾Sf
渐g渗霢儖2��>"垒汉 \鲽b遃嘝⊙~餋�$湅"I吷�:X'!$渢�$�)囧扠饞�&�)�#黂�>捜⑹1�8b4%!醂�6�璩�69Jj)R夷牥敔�民�"D壹�!涾t,鄷d壭珗嘯裕�(]壞�€劾爞y(D
I�,w�6浶M�従�(yb蓆灻K#�0襜�2i1qtk偭髵坂帕€靷,l[ .![受y疛這頓Y�%�苾d�7^�(紽氥赾>JmT�7Zkj��$w[突猕KK鉤嗗T�F瞊VO�)(呈F垆�)t娂.湟
@�8U9u襖Mn� Yガ偖惎uT膗�;O峉H#鐳G爢搫垅�K�4*�1镉P�竂廰嶞駰/叛秔{B稼�譌^窆郵f瘝 罛RS� �:c┱滽(`RR娈� Ng綨�/癈:"�4窙?UBa�姙6O7悑惜晷�/覈
1HX�*Q�)�暔�L�揵钥ix�9搬IrLx`�疎櫽 詺 }籆�f帇:糰雚U玧vr鈢O]荣螆�奎I褫�-`烲p蘪(岻垀宝4裀桓0�'趉j坳娐V＃冶殇憌諘y�&y踻b*濝迮閼穌4vwc� 瞧
V.���:o:��*�顴l<�m�漅)� R<矡�� "\-86霢NUffe諏�*xeyS域M兔镩伦Hu€垞_N⒂X瘬Aub{D U導愘5�;�2韎n;��旁i埊兮^��.霻z阈坟
e�f漴坢�L�⒑r�-餍银�8Ja?€]n��2嬴熖S蝮卛$酂a� 榧F_Re�獶*橰 H冢�);嵣淩e祾刋�餡!$P)K鋌�LJJ舙� 瑘梚秞鹊e刺N�=M6�3�s�1潤�0釣!峲廍髂
€n� ?*%€奿-|~y�1卞�)v�=a2�{sr?嚠un輑M椅�9墒A炁"项"悉@隃蘹e瞨恫HI(Qi$#鳷M:戭�$Z �C粘��!�4e碐牞EZ!^剚韴Wv镰噟'{?.� n脽y骆莋>"Q:夶
"G�XLR{B傔K谋v銹`N|僮侔橩 �3�>嶋�._址溑豍鰵)檀�h畋Y决[鄔灈o漢|@���gV鮾�x"�T囲ｇ鲕炢�!緞|F��._� 鐺倯泙�鵪��q�?�%RJ鍭�孯ブhu瀆
z�o�/k2[�8�@`Pp� �c#荅E菍放N癘t�9�'MN槖様湌:跖呆i觛d螠鮎朱9s硈r箧逑 .Z\磀椴忮+V枖甖+k适譜糧Y踮宏┹皅渔胡追lmhljn俣}俏飆蔟茷�7�;鲱�V鐏坊緎?|漭
鲙;'O�夯绉g>gg/螡筐衽K梴?昈瘋k}�蹼唿銎拖~鼯�€皴� �$皟装uX 6抢忈%��^弌流釽b慍�#殟�g惮�5砎6湇dcY;隸豼靃燠靉撊�6長f撜j�3�0u櫋�4+�*持
l0�lN6�7/碄 c1q€儨莗詷zs~\7幊s臷5W薽娑p鄹杰a�8酌濁蝢杰кM顬課uZ'Y蟓諩謊忈�噗�匎[�/ �7鶽劸逴`劀楴�M苆氵X5肷�琺C焟jE疍桴f�鷟s烗�ｈ浉顫Q魲�}�(鷧
芝彵 �; i�>礚<锧�> ���笓{崮tmp砀曧猽=赫�*s綇�4�W将曛+K趾z\ ];鹷鲲�€�晓瞊%郠UW�?鹘檮凘[_�秎*婽Y麁R蒆�8爘E>A燖Y1 P柌 �XVEAT兑
�斒.^y壌餴?鷠濢焦鐬w題鐬{矽蟷裨@嶳OJ;�d�: �R����饪淇杩�?�?滃揽涌孟o鷹黓�8S�+劧U楗<�w�&║鲊摵j�1u階蝳oOu簔
鴒�誊�6撸7槅%榾塲&驸x�,腏,E$使礧0嫹讷槅y樚汣€宗7� 譹 7�Vc>�紑A榿|>膥�|寖8徚�囻 謆.a&庘3A!韭E�CQ刟巄敯"t鉋斅�2寑#1 餥h�/a 蘖bV巆�5�2W
鎵Mt贬6钊|yM^�笅J背 �)o菳yS*d�,�&酭S迴%笁飀�,�?蓃辮V�*瑬5睼謮O炙賵[8&�2E6邵瞃迲-!礵玪撢)u$ F闖=yW�"酯丩曧睠v�.�-{ぁDc|#彬灱/崵�4懄矖邹锺吴
KyD 墦f颉鞊�悘鍫嚹KsI惷�~*熒9妋褺ZJ+i嵖銣胵|亾��8�鳿.��*�&族嗆旓鋿|/?H�-w洚TJ"�/€� iJW6eW!*T誔a挙耈M┶*R誕Q�'瑟緅 )挭2衬╔f瞧獕j孰敗Κ8誏贘;鍚4瘹�
誃礣璗k�氡A昁{紞蛒O蝍#6醹屒nL路r炝2黁灷t�*#e&3�,艐��?k�/郍酪臦瓝~矚嫱�鼏濫从kp4攡ZE 猊]5璓K鶷��沾Nzr5m'胶�↓?Yi碖M韍�*t9�穡t┧萷{J�Х萞抣
t-.6z )魱=\e.螲WAr蕹蔸鋐撮�)r�:=鳕囜XTf8 Y�铘 3軆鲔FQ夅寤�%E^W佈与艉8工 彭1軀�1笹攛=EdF箒v紣ア#孖�Fa /．遭dp�!黽抇dI$驧W苖1�� 醸/#78r眞Qz$ (檱
g� }愃第p枃騈翁蹇囃虷�赂/秞3�%髈>�'�j5軖F灈凫稵p�k弄y�9*�(h=I9璔諚K萂盫0 -K摊nZ耀葤Nf賤Nf�7Cm诣宄獄幜**驭马霆8'oz/眵噬0�愣�┨搱恷
Yg_�镜mC 焁踨蔫 �&6熺s!豔�傦兘篶^岔F旡滮6D檊鴿屃國i臵1V�'�5�6氟鵬�4庾l趉 篶b慳*�O骵敔濈a�4f�;€�+蘉��)妏塘瀁鵎93X%蘁�膤�1`瀁jN√ �筌哸己侜
圓,b*�+ざk濘涮荲s┕�+藻a+甼 �msM6炨i杙7sUD稠鎁匦€��,y娰x弝漵k� �2洖鰇j矐v�%抵6榐j乑\?m閺埪'%Z迫t"� 固糃蟚E翔頸!埋9谭肃cV>顿湕鐖颁辨/蚛�箩袄
�5�8�飞;锭5�;辩窜��"(笷黌堉蔼调欟�憩苍62+藽鎋檃皑�.摆颁晷挅滨补庨�,�3跤岕�<嬬PjW瞥x陕� V�1僔]� 炩"頻 �l[俣醈靍�`鮝J―o％媎K��!~寲We睱�-��7稠
&~鷌�鈾C=�3闗-Rk漾kW�(=WC?2静g逡数�8j磒�:[` �<仁r翜7倊6 揧翑矼嫨�V9�,�;HL>� �.偔�<蕱E]s$WzIo�;尪溔ze9享攱碾況涁\�[叝壀浭RO�誣=疛U�▂j懞
琻╫第Z粗LK忠�'贉�0m踤=R�.}傤訌踐舜醢醭]眹賙陔刿踸讧郫�:�嫧齷?5��謜G箖=j;�3�;晗�4�uW+膒�-#*参<ē2.斵I�恻Z粼k!动4ы妸蹬hs鬰2D蠧i廬� 慆X椙:w曦Z
欢�)蒊塵Z穓�"迹Y滖H�&�牌D7lP縙莰:懙kE� �b烽�$f9搀 _B綩Opt餅;渄8儜�#l飾�鶘榪縟:%? 橿%檦OR"�.钂攈d9 吡L嚤E�%=-友橡}c�9�'X�忖8萌
�.�4|抩dG杇錱r锦醓� WXR"謬厯 '逅v敭楈桥"TvV珲t�j鍆蕬欏麜#3▊Ok炲,�=椬鱛蘔L早究钏 滈炟�馟]瓬 � 20w茤C亯鈥87齑獐�(f玍;h枒E佛艡姖-る鈻蒲diRm�%碀
��%N蠹唢軳\桚9络矬炵矬^Y�;++敓gH佂綧鵙)耿 �2�#`鑒o+籆=掎急H飯�6卻�6鶜7 �1膋ゆ+}テ蔠湠�7" � g`D⒑郋ZevWv棖唜掸撩壿軯�,秸苏H浒�XLl外o(処篌猨僘摆W
蛛e7j兟L*�繦直洊猛�2謩穤 卭Kdk洉1╲W止蘒� ZU鎹�}YF壽j,�9淔戁]卡魗+o上v�灃b�>昘h幏墥栉%X 的�*A没� K�>C�.銸s!E6�﨎"趭鴧#産�-坼驠钽鰼豾雘
弅m�#踰煾萾塖肀矐沰滗0S���-跖鵼�1獆.疩厫QM傿�yV飏蠄�6t� Zu/mr�#An葠密2k橯�-荼桒鸢t>/炟3尋9��3铀��3ス賘邱)�玓v�&8�1毅�庺啺5�8姂H瓜[
GG填M>妕攨c.崢c=n眠�"!ㄆ"+启@Pq�!�$粫�>遻槸�7d嘎b湿o謒z�"a{縨M锁uz觉KDniy�'%jHYz熫蛛昵瀾鱕褭w'z蹶f拋陻H}髂Z计禡鬖滞xK祧}S簡麞籢嬨 箮V+償i泗
�i瓟 �xI>B 晀趫綠Q_ �#孇�烨"燤谏0 磜牸�嬽纀[b�6纯€qYǚ�<v葠S7�%/爕襶: � +,�鰶}廀鹠洖別鉩:1J摦檞!��&姅E� Y�~y5鲦悎W�:N*醚G徇焕B祲症.
廖 �<脚u` 顸{u� 仰�=羅挿S庈D賻l� ~-泣澙!蘺夰€~uX�笻� e婟�Q,N苑b_吮�� 鉑乥霮 P霄`��9锘攣W臓y}獉oB?x殅溎徆灣yx柽�∠ 孽瘣衫�!�3h�侚�
�0丱&髸9密d~07訩�秿m穧�/鲇:3�1~浇NΧ嬛廴Tq=饄a温栥窆�-鍸L*T�x無艜�梶鰭鐴秮}汾,社幑/銶K是i s栱婭� s峜耮聳� 炬�a)飫锤�梫,bR貵諒￢[C+曽T�>K�?�#/闾
鞢|V�鴖鷵郬@狚E5~挒�$O2魆i玽櫰攌竅>倇泸,�5憩yS�%峣g遄更恺�伢�6>嶃智疆�伤�抮I郅綖華thW龢菑}C�釡掄鴢�%鲳8諍\€酘鵺4s鼲0P>賾溃�87橩1汶
dis伖搸瞅{溈蟻q��7� �!xt 渓廛厉橙�7Ji慌W骻 5w镍�O笪紲$En笼;О#羁�桥|仙g炳揺馒)0^nH8蹠�+榜#鶎窯p�鱝==ЫO充�4K{暹@vP&b驛<ь;熚庡R�Sr,彧
虾�孄��鏠螞葻Z铠腦薧淐>�O�=悵夾眇#M�9z`5邏b/*Dn殇�(�%"}€�魭衞З阤暝茨蝊漹�:禵�9鍒秽镇^�l锝�6%;鑥�-毇|�>9腮繩幜Z�忢�1梒9��}x緝b蘘歠莄
_b,Dn鎄饻) �燅躎酨闋銀:�-腨蔅道*�-�1頨qo~HU蕁j棝〤鞭K抨f蟆"林硤� �>莧� �庵/t嫊ｈ?(�搜酌裐h檟O|堷lC� 蟹≯蜡/衱a霶慍V炮!1�駯笷I|^椿湟闐濽� 麼狨K锠<�:零O鬱
冘噍t X坛像cw:s榑涷泃棖襷襀&狨繘�+U盺℃髏傼脽J鸅槌_謝稛�'{)淒�<� 彴h/煁 蜟^y�*�:�F侂續�t<�:�4{�>户C碩踓y�~綦烓Q�&�韼�D洽I.(冢W�*E]样h霂
jNW4晪獥懅�1`0€1�鄝e�藱h蟙黢-€v`/��讈$蜞+醧怉5@��€\nw€d�7砯`� 撣�欄@� �唑~�p� �|oCk4m圲铥|�P葍/k€杨昐aa*瀲┌2�粏兖 @窚犄�璟
胗F5眨V珆戗獤hC歕�SN睋SX鴹{滀t9轿鵑佃榮纈8菧W�7渨満3E麒z塣�7桧篰辕椋�~[7u]镇=毬砫z�)奊)P敘~eHU�(讜蹔╄]#R�吃魿╇栐礕� I]邠湖舩蹙禥岂绻4�'m亥5筣栒
K1 F):7謀郴 =鏹踶9韊i簶擳覊gqXq鞦� � 瓓鯀:|1焅fw﹥)儔 伣�0苸鴉觖\趰�"w鵿熛鐂唢s�<陷e骏c)�/蘄�>慍酅8柮a/bR斉 央Ca孌L凬劯�A�H5 � 柿&